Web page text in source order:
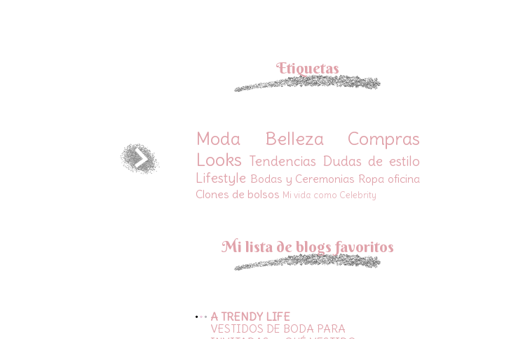
Etiquetas
Moda Belleza
Compras
Looks Tendencias Dudas de estilo
Lifestyle Bodas y Ceremonias Ropa oficina
Clones de bolsos Mi vida como Celebrity
Mi lista de blogs favoritos
A TRENDY LIFE
VESTIDOS DE BODA PARA